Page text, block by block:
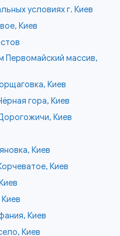
условиях г. Киев
Киев
Первомайский массив,
Киев
гора, Киев
Киев
Киев
Киев
Киев
Киев